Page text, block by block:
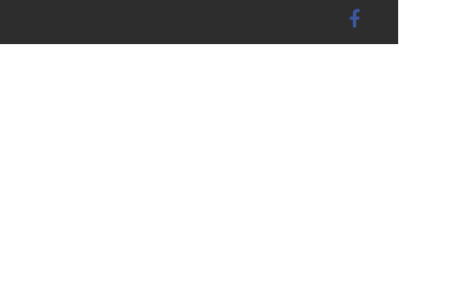
- DIEBSTAHL auf Baustelle - Diverses